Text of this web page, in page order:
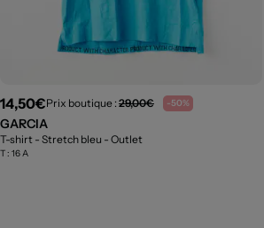
14,50€Prix boutique : 29,00€ -50%
GARCIA
T-shirt - Stretch bleu - Outlet
T : 16 A